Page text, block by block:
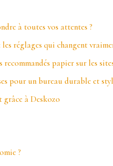
à toutes vos attentes ?
réglages qui changent
papier sur les
pour un bureau durable et
à Deskozo
?